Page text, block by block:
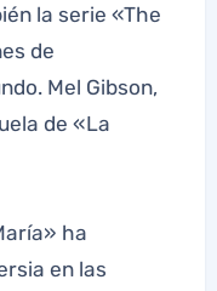
la serie «The
de
Mel Gibson,
de «La
ha
en las